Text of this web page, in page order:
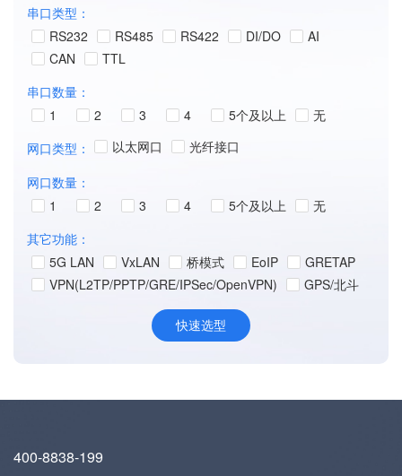
串口类型：
RS232
RS485 RS422 DI/DO
AI
CAN
TTL
串口数量：
1
2 3 4 5个及以上
无
网口类型：
以太网口
光纤接口
网口数量：
1
2 3 4 5个及以上
无
其它功能：
5G LAN
VxLAN 桥模式 EoIP
GRETAP
VPN(L2TP/PPTP/GRE/IPSec/OpenVPN)
GPS/北斗
400-8838-199